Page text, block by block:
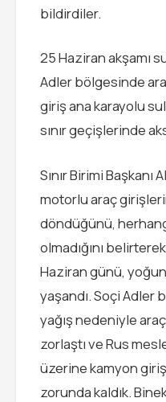
bildirdiler.
25 Haziran akşamı
Adler bölgesinde
giriş ana karayolu
sınır geçişlerinde
Sınır Birimi
motorlu araç
döndüğünü,
olmadığını
Haziran günü,
yaşandı. Soçi Adler
yağış nedeniyle
zorlaştı ve Rus
üzerine kamyon
zorunda kaldık.